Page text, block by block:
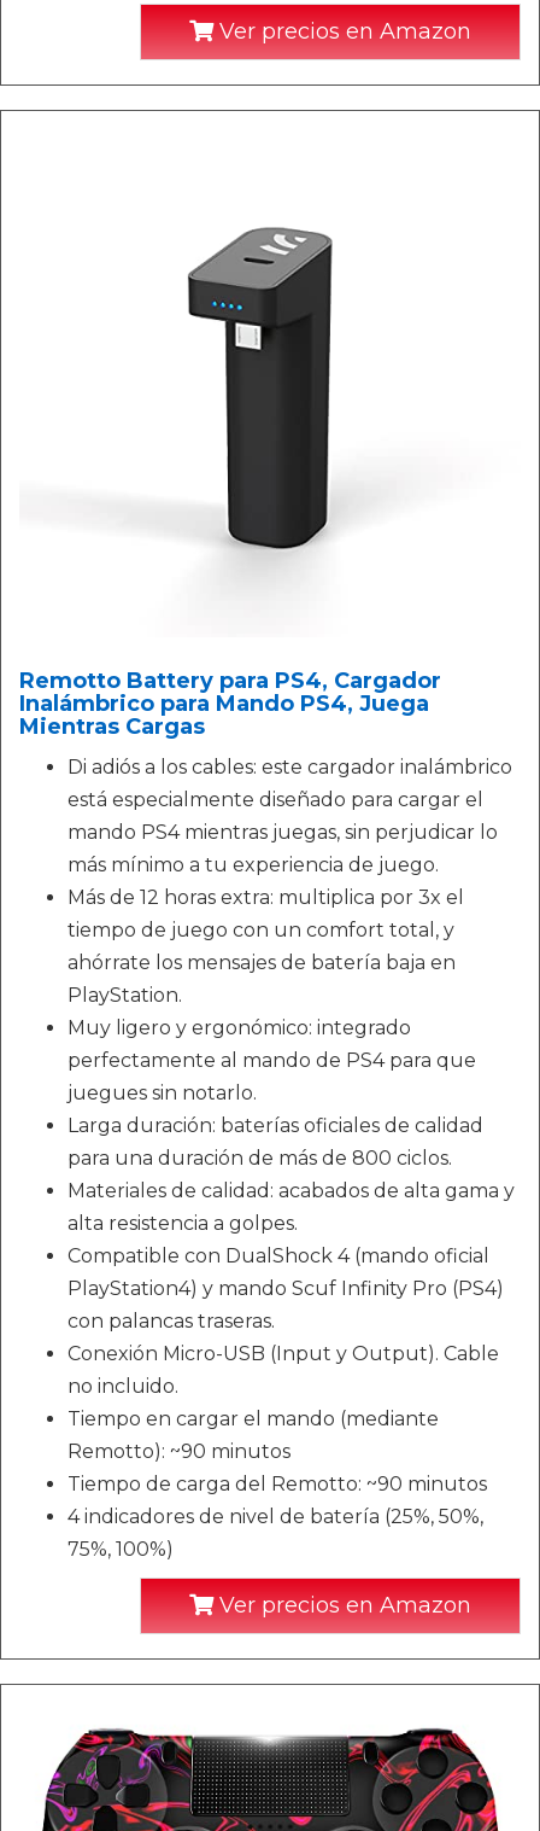
Ver precios en Amazon
Remotto Battery para PS4, Cargador
Inalámbrico para Mando PS4, Juega
Mientras Cargas
Di adiós a los cables: este cargador inalámbrico
está especialmente diseñado para cargar el
mando PS4 mientras juegas, sin perjudicar lo
más mínimo a tu experiencia de juego.
Más de 12 horas extra: multiplica por 3x el
tiempo de juego con un comfort total, y
ahórrate los mensajes de batería baja en
PlayStation.
Muy ligero y ergonómico: integrado
perfectamente al mando de PS4 para que
juegues sin notarlo.
Larga duración: baterías oficiales de calidad
para una duración de más de 800 ciclos.
Materiales de calidad: acabados de alta gama y
alta resistencia a golpes.
Compatible con DualShock 4 (mando oficial
PlayStation4) y mando Scuf Infinity Pro (PS4)
con palancas traseras.
Conexión Micro-USB (Input y Output). Cable
no incluido.
Tiempo en cargar el mando (mediante
Remotto): ~90 minutos
Tiempo de carga del Remotto: ~90 minutos
4 indicadores de nivel de batería (25%, 50%,
75%, 100%)
Ver precios en Amazon